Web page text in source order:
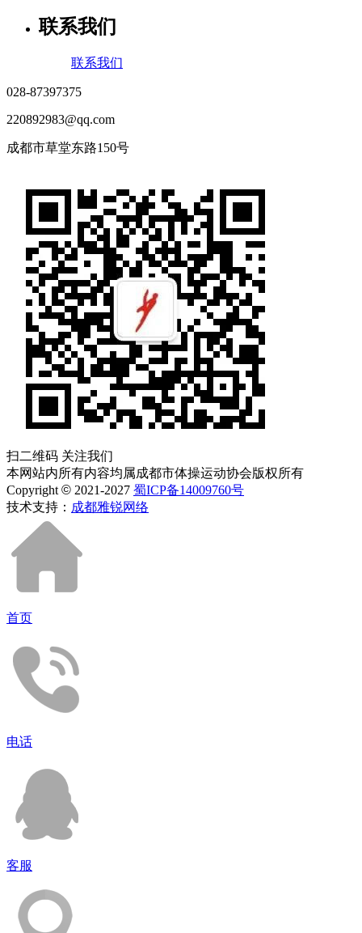
联系我们
联系我们
028-87397375
220892983@qq.com
成都市草堂东路150号
扫二维码 关注我们
本网站内所有内容均属成都市体操运动协会版权所有
Copyright© 2021-2027 蜀ICP备14009760号
技术支持： 成都雅锐网络
首页
电话
客服